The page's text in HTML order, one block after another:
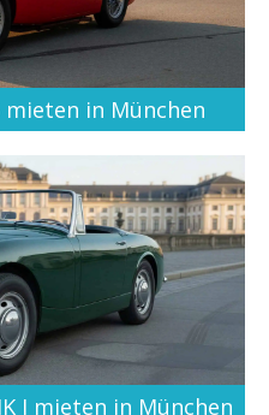
mieten in München
I mieten in München